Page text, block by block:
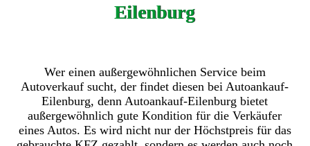
Eilenburg
Wer einen außergewöhnlichen Service beim
Autoverkauf sucht, der findet diesen bei Autoankauf-
Eilenburg, denn Autoankauf-Eilenburg bietet
außergewöhnlich gute Kondition für die Verkäufer
eines Autos. Es wird nicht nur der Höchstpreis für das